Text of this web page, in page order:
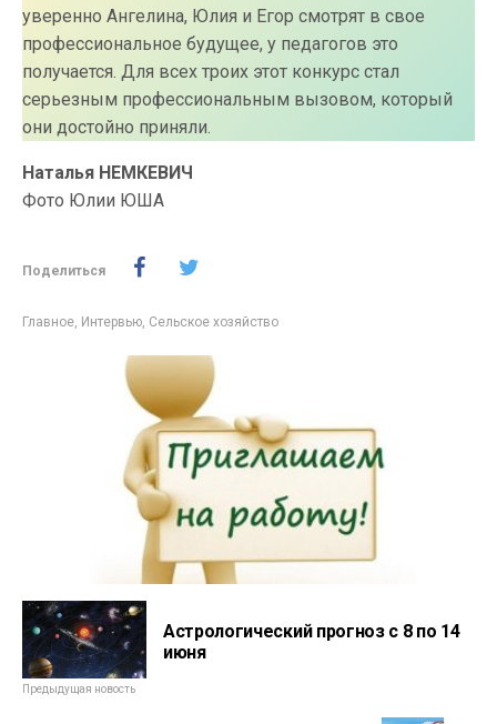
уверенно Ангелина, Юлия и Егор смотрят в свое
профессиональное будущее, у педагогов это
получается. Для всех троих этот конкурс стал
серьезным профессиональным вызовом, который
они достойно приняли.
Наталья НЕМКЕВИЧ
Фото Юлии ЮША
Поделиться
Главное, Интервью, Сельское хозяйство
Астрологический прогноз с 8 по 14
июня
Предыдущая новость